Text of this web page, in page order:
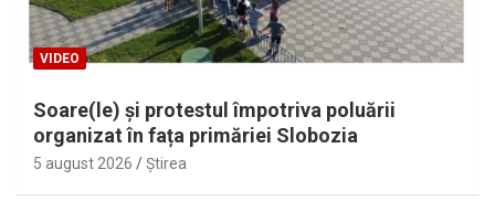
VIDEO
Soare(le) și protestul împotriva poluării
organizat în fața primăriei Slobozia
5 august 2026 Ştirea